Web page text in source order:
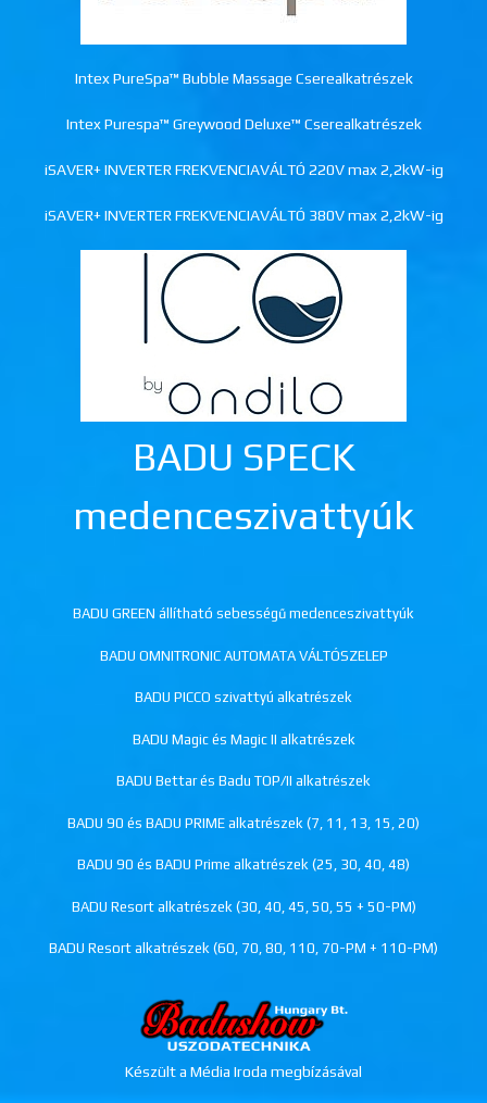
Intex PureSpa™ Bubble Massage Cserealkatrészek
Intex Purespa™ Greywood Deluxe™ Cserealkatrészek
iSAVER+ INVERTER FREKVENCIAVÁLTÓ 220V max 2,2kW-ig
iSAVER+ INVERTER FREKVENCIAVÁLTÓ 380V max 2,2kW-ig
BADU SPECK
medenceszivattyúk
BADU GREEN állítható sebességű medenceszivattyúk
BADU OMNITRONIC AUTOMATA VÁLTÓSZELEP
BADU PICCO szivattyú alkatrészek
BADU Magic és Magic II alkatrészek
BADU Bettar és Badu TOP/II alkatrészek
BADU 90 és BADU PRIME alkatrészek (7, 11, 13, 15, 20)
BADU 90 és BADU Prime alkatrészek (25, 30, 40, 48)
BADU Resort alkatrészek (30, 40, 45, 50, 55 + 50-PM)
BADU Resort alkatrészek (60, 70, 80, 110, 70-PM + 110-PM)
Készült a Média Iroda megbízásával